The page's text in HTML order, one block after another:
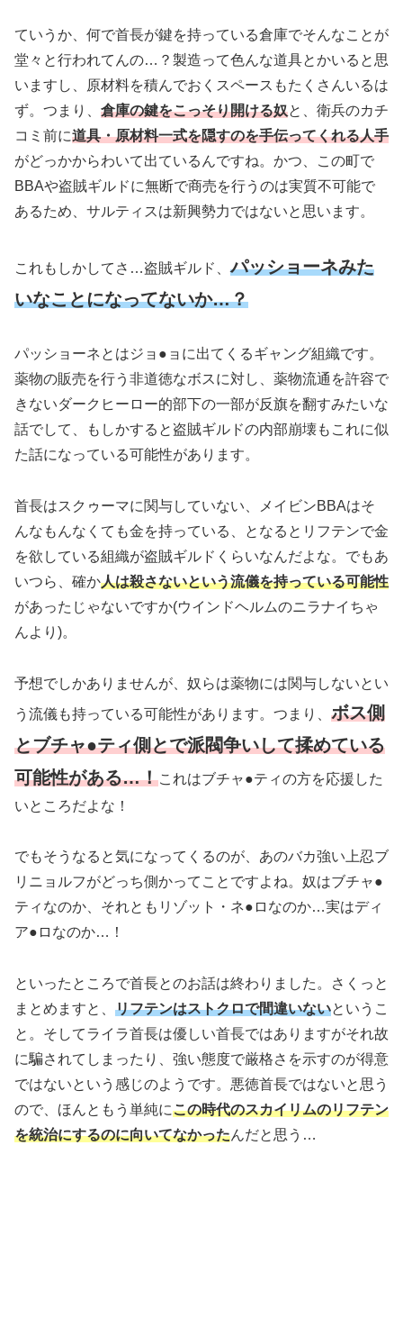
ていうか、何で首長が鍵を持っている倉庫でそんなことが
堂々と行われてんの…？製造って色んな道具とかいると思
いますし、原材料を積んでおくスペースもたくさんいるは
ず。つまり、 倉庫の鍵をこっそり開ける奴と、衛兵のカチ
コミ前に道具・原材料一式を隠すのを手伝ってくれる人手
がどっかからわいて出ているんですね。かつ、この町で
BBAや盗賊ギルドに無断で商売を行うのは実質不可能で
あるため、サルティスは新興勢力ではないと思います。
これもしかしてさ…盗賊ギルド、パッショーネみた
いなことになってないか…？
パッショーネとはジョ●ョに出てくるギャング組織です。
薬物の販売を行う非道徳なボスに対し、薬物流通を許容で
きないダークヒーロー的部下の一部が反旗を翻すみたいな
話でして、もしかすると盗賊ギルドの内部崩壊もこれに似
た話になっている可能性があります。
首長はスクゥーマに関与していない、メイビンBBAはそ
んなもんなくても金を持っている、となるとリフテンで金
を欲している組織が盗賊ギルドくらいなんだよな。でもあ
いつら、確か人は殺さないという流儀を持っている可能性
があったじゃないですか(ウインドヘルムのニラナイちゃ
んより)。
予想でしかありませんが、奴らは薬物には関与しないとい
う流儀も持っている可能性があります。つまり、 ボス側
とブチャ●ティ側とで派閥争いして揉めている
可能性がある…！これはブチャ●ティの方を応援した
いところだよな！
でもそうなると気になってくるのが、あのバカ強い上忍ブ
リニョルフがどっち側かってことですよね。奴はブチャ●
ティなのか、それともリゾット・ネ●ロなのか…実はディ
ア●ロなのか…！
といったところで首長とのお話は終わりました。さくっと
まとめますと、 リフテンはストクロで間違いないというこ
と。そしてライラ首長は優しい首長ではありますがそれ故
に騙されてしまったり、強い態度で厳格さを示すのが得意
ではないという感じのようです。悪徳首長ではないと思う
ので、ほんともう単純にこの時代のスカイリムのリフテン
を統治にするのに向いてなかったんだと思う…